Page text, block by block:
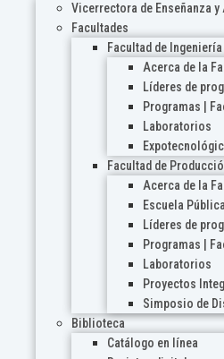
Vicerrectora de Enseñanza y
Facultades
Facultad de Ingeniería
Acerca de la
Líderes de
Programas |
Laboratorios
Facultad de
Acerca de la
Escuela
Líderes de
Programas |
Laboratorios
Proyectos
Simposio de
Biblioteca
Catálogo en línea